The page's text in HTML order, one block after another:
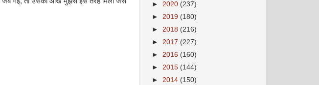
► 2020 (237)
► 2019 (180)
► 2018 (216)
► 2017 (227)
► 2016 (160)
► 2015 (144)
► 2014 (150)